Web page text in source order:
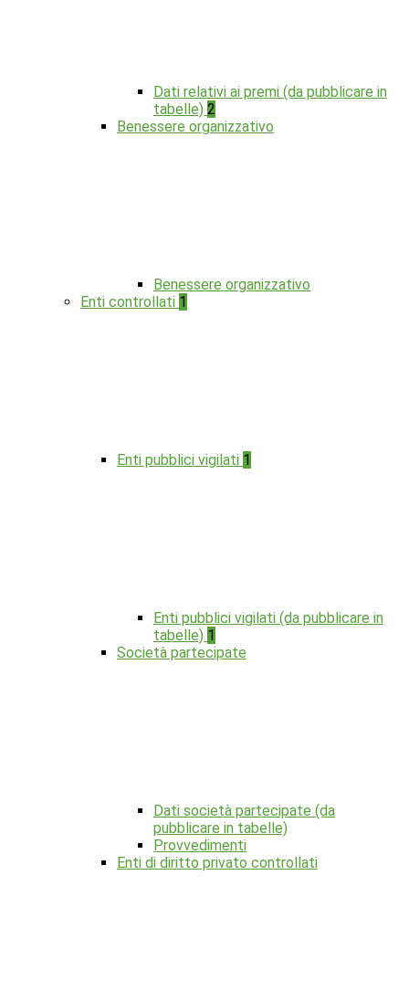
Dati relativi ai premi (da pubblicare in
tabelle) 2
Benessere organizzativo
Benessere organizzativo
Enti controllati 1
Enti pubblici vigilati 1
Enti pubblici vigilati (da pubblicare in
tabelle) 1
Società partecipate
Dati società partecipate (da
pubblicare in tabelle)
Provvedimenti
Enti di diritto privato controllati